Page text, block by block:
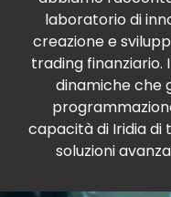
laboratorio di
creazione e
trading finanziario.
dinamiche che
capacità di Iridia
soluzioni